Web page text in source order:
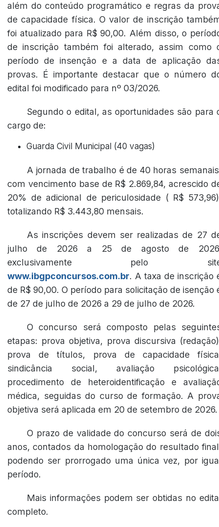
além do conteúdo programático e regras da
de capacidade física. O valor de inscrição
foi atualizado para R$ 90,00. Além disso, o
de inscrição também foi alterado, assim como
período de insenção e a data de aplicação
provas. É importante destacar que o número
edital foi modificado para nº 03/2026.
Segundo o edital, as oportunidades são para
cargo de:
Guarda Civil Municipal (40 vagas)
A jornada de trabalho é de 40 horas
com vencimento base de R$ 2.869,84, acrescido
20% de adicional de periculosidade ( R$
totalizando R$ 3.443,80 mensais.
As inscrições devem ser realizadas de 27
julho de 2026 a 25 de agosto de
exclusivamente pelo
www.ibgpconcursos.com.br. A taxa de inscrição
de R$ 90,00. O período para solicitação de isenção
de 27 de julho de 2026 a 29 de julho de 2026.
O concurso será composto pelas
etapas: prova objetiva, prova discursiva
prova de títulos, prova de capacidade
sindicância social, avaliação
procedimento de heteroidentificação e
médica, seguidas do curso de formação. A
objetiva será aplicada em 20 de setembro de 2026.
O prazo de validade do concurso será de
anos, contados da homologação do resultado
podendo ser prorrogado uma única vez, por
período.
Mais informações podem ser obtidas no
completo.